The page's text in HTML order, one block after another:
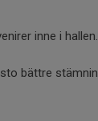
inne i hallen.
bättre